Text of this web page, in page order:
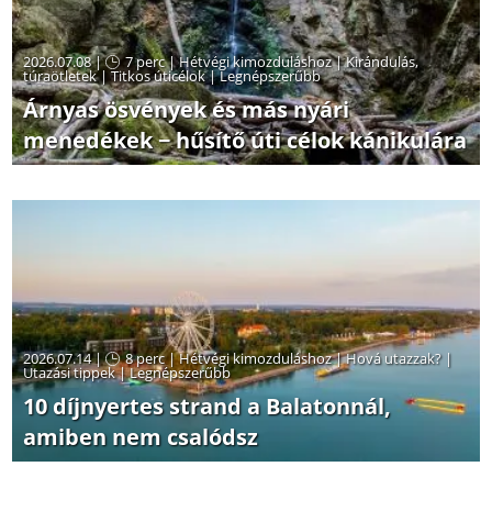
2026.07.08 | 7 perc|Hétvégi kimozduláshoz|Kirándulás,
túraötletek|Titkos úticélok|Legnépszerűbb
Árnyas ösvények és más nyári
menedékek − hűsítő úti célok kánikulára
2026.07.14 | 8 perc|Hétvégi kimozduláshoz|Hová utazzak? |
Utazási tippek|Legnépszerűbb
10 díjnyertes strand a Balatonnál,
amiben nem csalódsz